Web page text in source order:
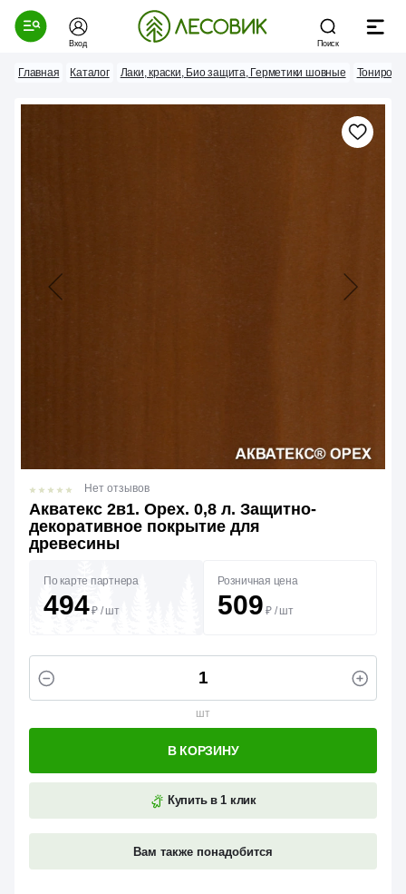
Вход Поиск
Главная Каталог Лаки, краски, Био защита, Герметики шовные
Акватекс 2в1. Орех. 0,8 л. Защитно-
декоративное покрытие для
древесины
Нет отзывов
По карте партнера
494₽ / шт
Розничная цена
509 ₽ / шт
шт
Купить в 1 клик
Вам также понадобится
В КОРЗИНУ